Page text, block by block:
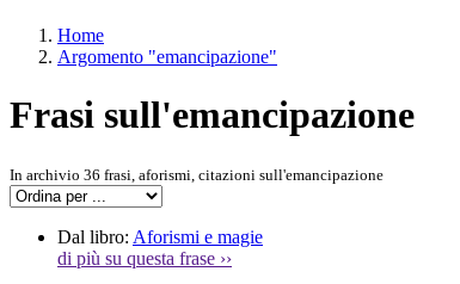
Home
Argomento "emancipazione"
Frasi sull'emancipazione
In archivio 36 frasi, aforismi, citazioni sull'emancipazione
Dal libro: Aforismi e magie
di più su questa frase ››